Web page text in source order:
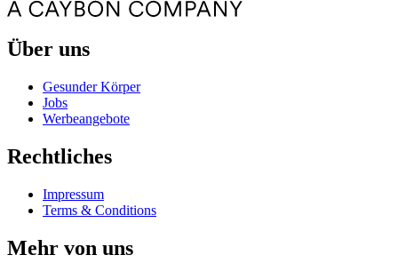
Über uns
Gesunder Körper
Jobs
Werbeangebote
Rechtliches
Impressum
Terms & Conditions
Mehr von uns